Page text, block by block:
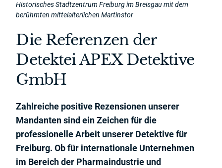
Historisches Stadtzentrum Freiburg im Breisgau mit dem
berühmten mittelalterlichen Martinstor
Die Referenzen der
Detektei APEX Detektive
GmbH
Zahlreiche positive Rezensionen unserer
Mandanten sind ein Zeichen für die
professionelle Arbeit unserer Detektive für
Freiburg. Ob für internationale Unternehmen
im Bereich der Pharmaindustrie und